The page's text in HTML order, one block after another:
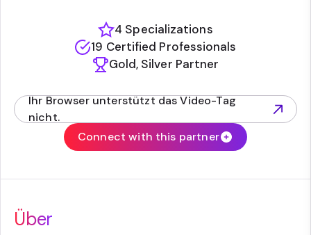
4 Specializations
19 Certified Professionals
Gold, Silver Partner
Ihr Browser unterstützt das Video-Tag
nicht.
(opens in new tab)
Connect with this partner
Über